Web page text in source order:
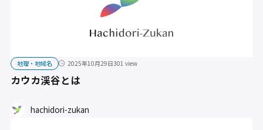
地理・地域名 2025年10月29日301 view
カウカ渓谷とは
hachidori-zukan